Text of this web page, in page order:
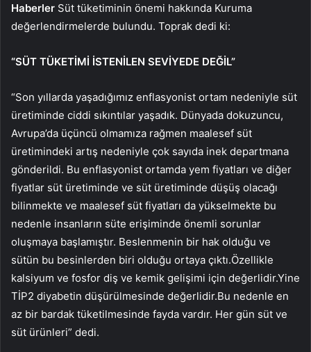
Haberler Süt tüketiminin önemi hakkında Kuruma
değerlendirmelerde bulundu. Toprak dedi ki:
“SÜT TÜKETİMİ İSTENİLEN SEVİYEDE DEĞİL”
“Son yıllarda yaşadığımız enflasyonist ortam nedeniyle süt
üretiminde ciddi sıkıntılar yaşadık. Dünyada dokuzuncu,
Avrupa’da üçüncü olmamıza rağmen maalesef süt
üretimindeki artış nedeniyle çok sayıda inek departmana
gönderildi. Bu enflasyonist ortamda yem fiyatları ve diğer
fiyatlar süt üretiminde ve süt üretiminde düşüş olacağı
bilinmekte ve maalesef süt fiyatları da yükselmekte bu
nedenle insanların süte erişiminde önemli sorunlar
oluşmaya başlamıştır. Beslenmenin bir hak olduğu ve
sütün bu besinlerden biri olduğu ortaya çıktı.Özellikle
kalsiyum ve fosfor diş ve kemik gelişimi için değerlidir.Yine
TİP2 diyabetin düşürülmesinde değerlidir.Bu nedenle en
az bir bardak tüketilmesinde fayda vardır. Her gün süt ve
süt ürünleri” dedi.